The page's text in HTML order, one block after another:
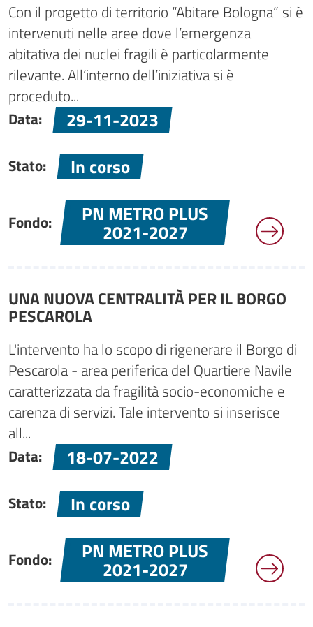
Con il progetto di territorio “Abitare Bologna” si è
intervenuti nelle aree dove l’emergenza
abitativa dei nuclei fragili è particolarmente
rilevante. All’interno dell’iniziativa si è
proceduto...
Data:
29-11-2023
Stato: In corso
Fondo: PN METRO PLUS
2021-2027
UNA NUOVA CENTRALITÀ PER IL BORGO
PESCAROLA
L'intervento ha lo scopo di rigenerare il Borgo di
Pescarola - area periferica del Quartiere Navile
caratterizzata da fragilità socio-economiche e
carenza di servizi. Tale intervento si inserisce
all...
Data:
18-07-2022
Stato: In corso
Fondo: PN METRO PLUS
2021-2027